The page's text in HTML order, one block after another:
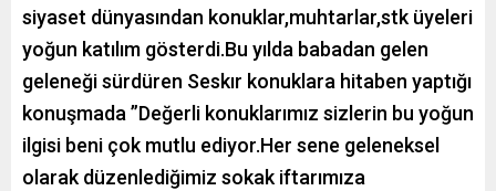
siyaset dünyasından konuklar,muhtarlar,stk üyeleri
yoğun katılım gösterdi.Bu yılda babadan gelen
geleneği sürdüren Seskır konuklara hitaben yaptığı
konuşmada ”Değerli konuklarımız sizlerin bu yoğun
ilgisi beni çok mutlu ediyor.Her sene geleneksel
olarak düzenlediğimiz sokak iftarımıza